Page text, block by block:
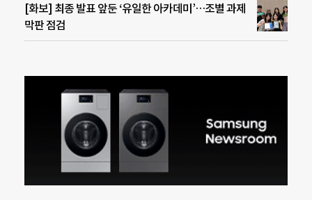
[화보] 최종 발표 앞둔 ‘유일한 아카데미’…조별 과제
막판 점검